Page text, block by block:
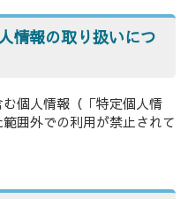
情報の取り扱いにつ
個人情報（「特定個人情
囲外での利用が禁止されて